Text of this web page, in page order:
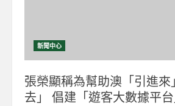
新聞中心
張榮顯稱為幫助澳「引進來
去」 倡建「遊客大數據平台